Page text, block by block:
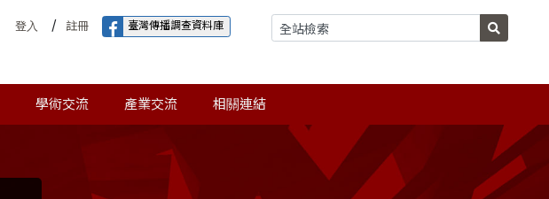
登入 / 註冊 臺灣傳播調查資料庫
學術交流 產業交流 相關連結